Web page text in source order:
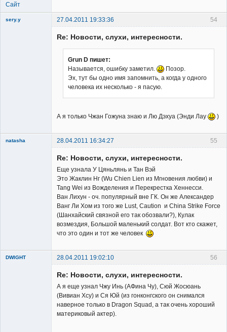
Сайт
54
sery.y 27.04.2011 19:33:36
Re: Новости, слухи, интересности.
Grun D пишет:
Называется, ошибку заметил.
Позор.
Эх, тут бы одно имя запомнить, а когда у одного
человека их несколько - я пасую.
А я только Чжан Гожуна знаю и Лю Дэхуа (Энди Лау )
55
natasha 28.04.2011 16:34:27
Re: Новости, слухи, интересности.
Еще узнала У Цяньлянь и Тан Вэй
Это Жаклин Нг (Wu Chien Lien из Мгновения любви) и
Tang Wei из Вожделения и Перекрестка Хеннесси.
Ван Лихун - оч. популярный вне ГК. Он же Александер
Ванг Ли Хом из того же Lust, Caution и China Strike Force
(Шанхайский связной его так обозвали?), Кулак
возмездия, Большой маленький солдат. Вот кто скажет,
что это один и тот же человек
56
DWIGHT 28.04.2011 19:02:10
Re: Новости, слухи, интересности.
А я еще узнал Чжу Инь (АФина Чу), Сюй Жосюань
(Вивиан Хсу) и Ся Юй (из гонконгского он снимался
наверное только в Dragon Squad, а так очень хороший
материковый актер).